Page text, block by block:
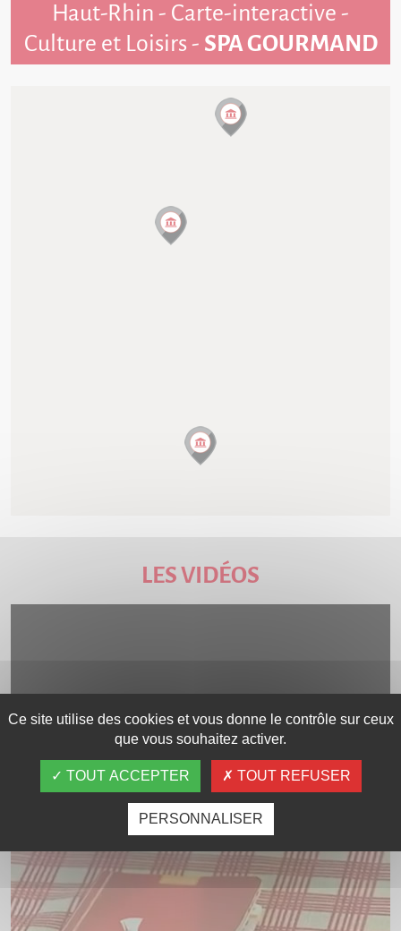
Haut-Rhin - Carte-interactive -
Culture et Loisirs - SPA GOURMAND
LES VIDÉOS
Interpellation musclée à l'aéroport de Strasbourg !
Ce site utilise des cookies et vous donne le contrôle sur ceux
que vous souhaitez activer.
TOUT ACCEPTER TOUT REFUSER
PERSONNALISER